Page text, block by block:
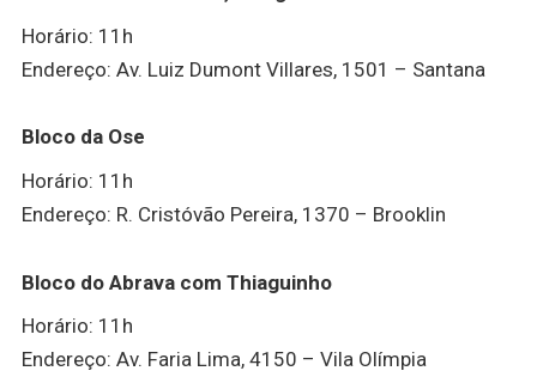
Horário: 11h
Endereço: Av. Luiz Dumont Villares, 1501 – Santana
Bloco da Ose
Horário: 11h
Endereço: R. Cristóvão Pereira, 1370 – Brooklin
Bloco do Abrava com Thiaguinho
Horário: 11h
Endereço: Av. Faria Lima, 4150 – Vila Olímpia